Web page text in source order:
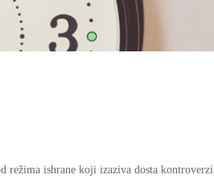
režima ishrane koji izaziva dosta kontroverzi